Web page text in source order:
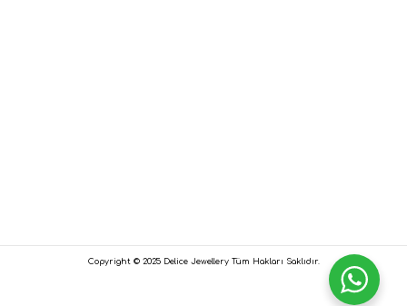
Copyright © 2025 Delice Jewellery Tüm Hakları Saklıdır.